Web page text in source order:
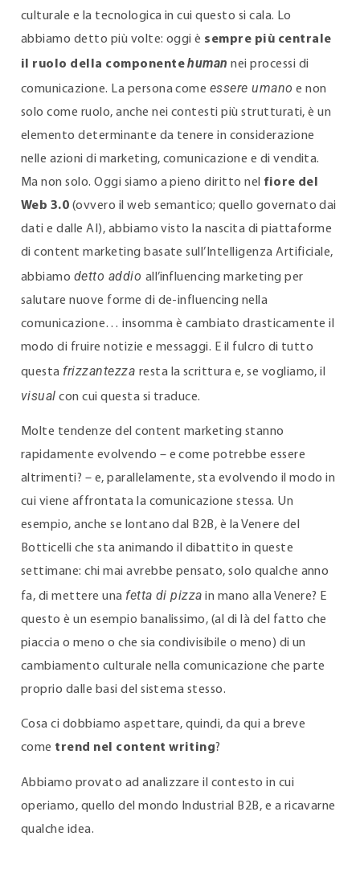
culturale e la tecnologica in cui questo si cala. Lo
abbiamo detto più volte: oggi è sempre più centrale
il ruolo della componentehuman nei processi di
comunicazione. La persona come essere umano e non
solo come ruolo, anche nei contesti più strutturati, è un
elemento determinante da tenere in considerazione
nelle azioni di marketing, comunicazione e di vendita.
Ma non solo. Oggi siamo a pieno diritto nel fiore del
Web 3.0 (ovvero il web semantico; quello governato dai
dati e dalle AI), abbiamo visto la nascita di piattaforme
di content marketing basate sull’Intelligenza Artificiale,
abbiamo detto addio all’influencing marketing per
salutare nuove forme di de-influencing nella
comunicazione… insomma è cambiato drasticamente il
modo di fruire notizie e messaggi. E il fulcro di tutto
questa frizzantezza resta la scrittura e, se vogliamo, il
visual con cui questa si traduce.
Molte tendenze del content marketing stanno
rapidamente evolvendo – e come potrebbe essere
altrimenti? – e, parallelamente, sta evolvendo il modo in
cui viene affrontata la comunicazione stessa. Un
esempio, anche se lontano dal B2B, è la Venere del
Botticelli che sta animando il dibattito in queste
settimane: chi mai avrebbe pensato, solo qualche anno
fa, di mettere una fetta di pizza in mano alla Venere? E
questo è un esempio banalissimo, (al di là del fatto che
piaccia o meno o che sia condivisibile o meno) di un
cambiamento culturale nella comunicazione che parte
proprio dalle basi del sistema stesso.
Cosa ci dobbiamo aspettare, quindi, da qui a breve
come trend nel content writing?
Abbiamo provato ad analizzare il contesto in cui
operiamo, quello del mondo Industrial B2B, e a ricavarne
qualche idea.